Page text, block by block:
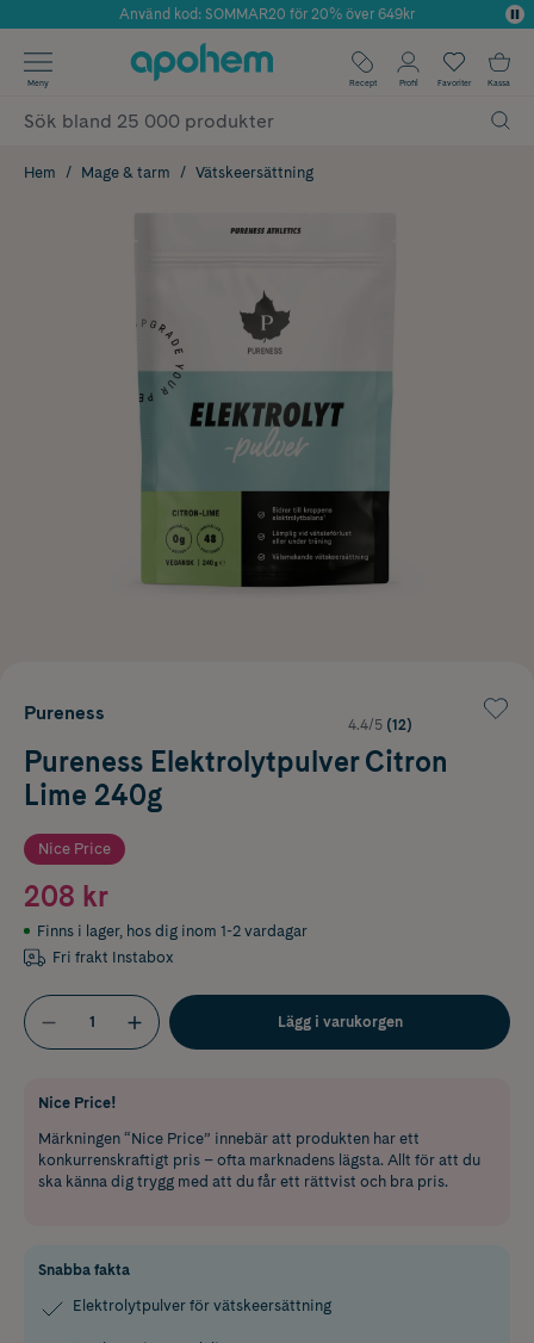
Årets Butik 2025 inom Skönhet
Använd kod: SOMMAR20 för 20% över 649kr
✓ Fri frakt
✓ Poäng på alla köp*
Meny Recept Profil Favoriter Kassa
Hem Mage & tarm Vätskeersättning
Pureness
4.4/5 (12)
Pureness Elektrolytpulver Citron
Lime 240g
Nice Price
208 kr
Finns i lager, hos dig inom 1-2 vardagar
Fri frakt Instabox
Lägg i varukorgen
Nice Price!
Märkningen “Nice Price” innebär att produkten har ett
konkurrenskraftigt pris – ofta marknadens lägsta. Allt för att du
ska känna dig trygg med att du får ett rättvist och bra pris.
Snabba fakta
Elektrolytpulver för vätskeersättning